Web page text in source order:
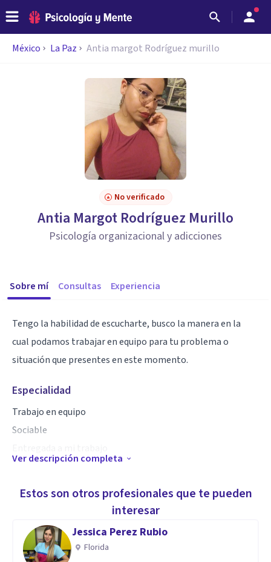
México La Paz Antia margot Rodríguez murillo
No verificado
Antia Margot Rodríguez Murillo
Psicología organizacional y adicciones
Sobre mí Consultas Experiencia
Tengo la habilidad de escucharte, busco la manera en la
cual podamos trabajar en equipo para tu problema o
situación que presentes en este momento.
Especialidad
Trabajo en equipo
Sociable
La especialidad organizacional. Es enfocada a la
capacitación de personal para que este tenga un mejor
desempeñó laboral.
La especialidad de adicciones. Nos enfocamos en ti, en tus
Ver descripción completa
Estos son otros profesionales que te pueden
interesar
Jessica Perez Rubio
Florida